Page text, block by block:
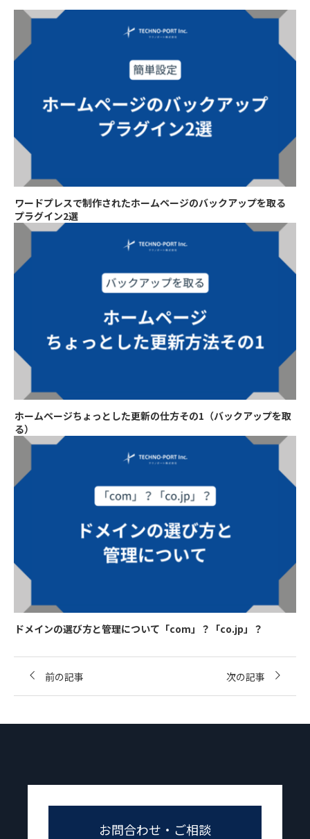
ワードプレスで制作されたホームページのバックアップを取る
プラグイン2選
ホームページちょっとした更新の仕方その1（バックアップを取
る）
ドメインの選び方と管理について「com」？「co.jp」？
前の記事 次の記事
お問合わせ・ご相談